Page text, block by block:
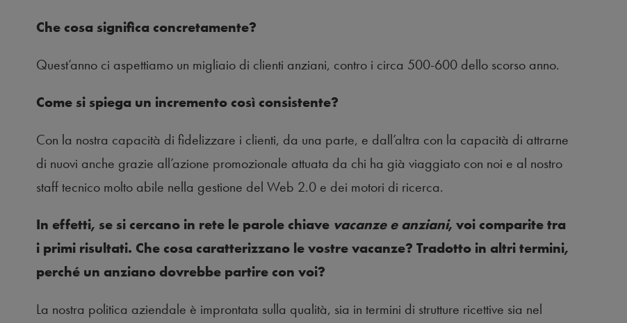
Che cosa significa concretamente?
Quest’anno ci aspettiamo un migliaio di clienti anziani, contro i circa 500-600 dello scorso anno.
Come si spiega un incremento così consistente?
Con la nostra capacità di fidelizzare i clienti, da una parte, e dall’altra con la capacità di attrarne
di nuovi anche grazie all’azione promozionale attuata da chi ha già viaggiato con noi e al nostro
staff tecnico molto abile nella gestione del Web 2.0 e dei motori di ricerca.
In effetti, se si cercano in rete le parole chiave vacanze e anziani, voi comparite tra
i primi risultati. Che cosa caratterizzano le vostre vacanze? Tradotto in altri termini,
perché un anziano dovrebbe partire con voi?
La nostra politica aziendale è improntata sulla qualità, sia in termini di strutture ricettive sia nel